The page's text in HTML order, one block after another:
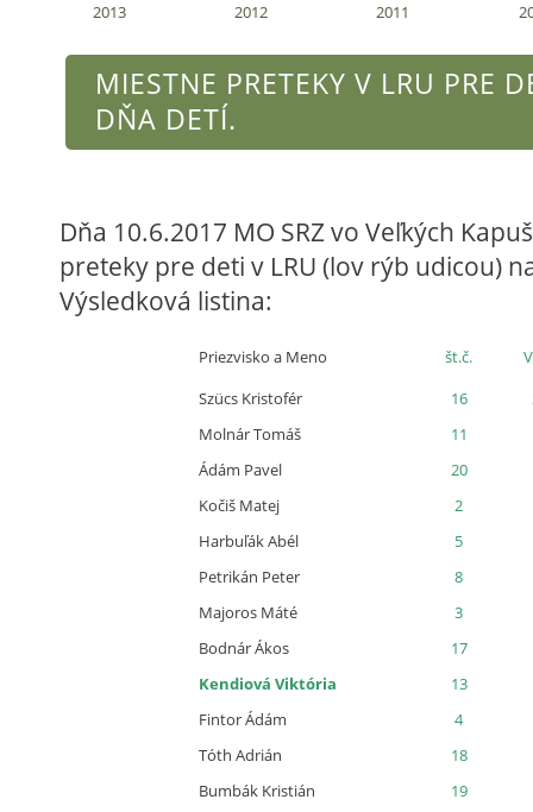
2013 2012 2011
MIESTNE PRETEKY V LRU PRE
DŇA DETÍ.
Dňa 10.6.2017 MO SRZ vo Veľkých
preteky pre deti v LRU (lov rýb udicou)
Výsledková listina:
Priezvisko a Meno št.č.
Szücs Kristofér
16
Molnár Tomáš
11
Ádám Pavel
20
Kočiš Matej
2
Harbuľák Abél
5
Petrikán Peter
8
Majoros Máté
3
Bodnár Ákos
17
Kendiová Viktória
13
Fintor Ádám
4
Tóth Adrián
18
Bumbák Kristián
19